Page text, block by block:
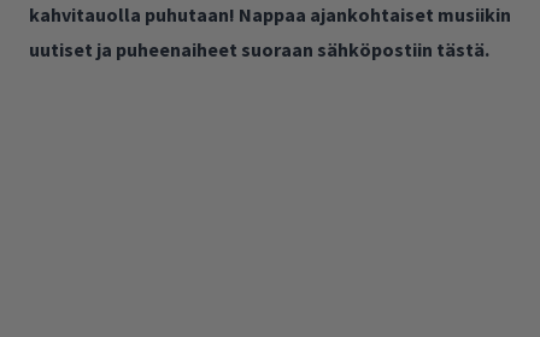
kahvitauolla puhutaan! Nappaa ajankohtaiset musiikin
uutiset ja puheenaiheet suoraan sähköpostiin tästä.